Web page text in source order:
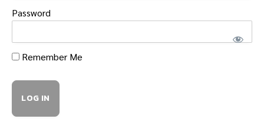
Password
Remember Me